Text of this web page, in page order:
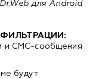
для Android
и СМС-сообщения
будут